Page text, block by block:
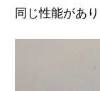
同じ性能があり